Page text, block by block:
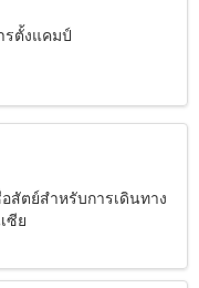
รตั้งแคมป์
สัตย์สำหรับการเดินทาง
ซีย